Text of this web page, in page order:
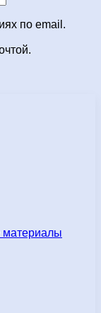
по email.
материалы